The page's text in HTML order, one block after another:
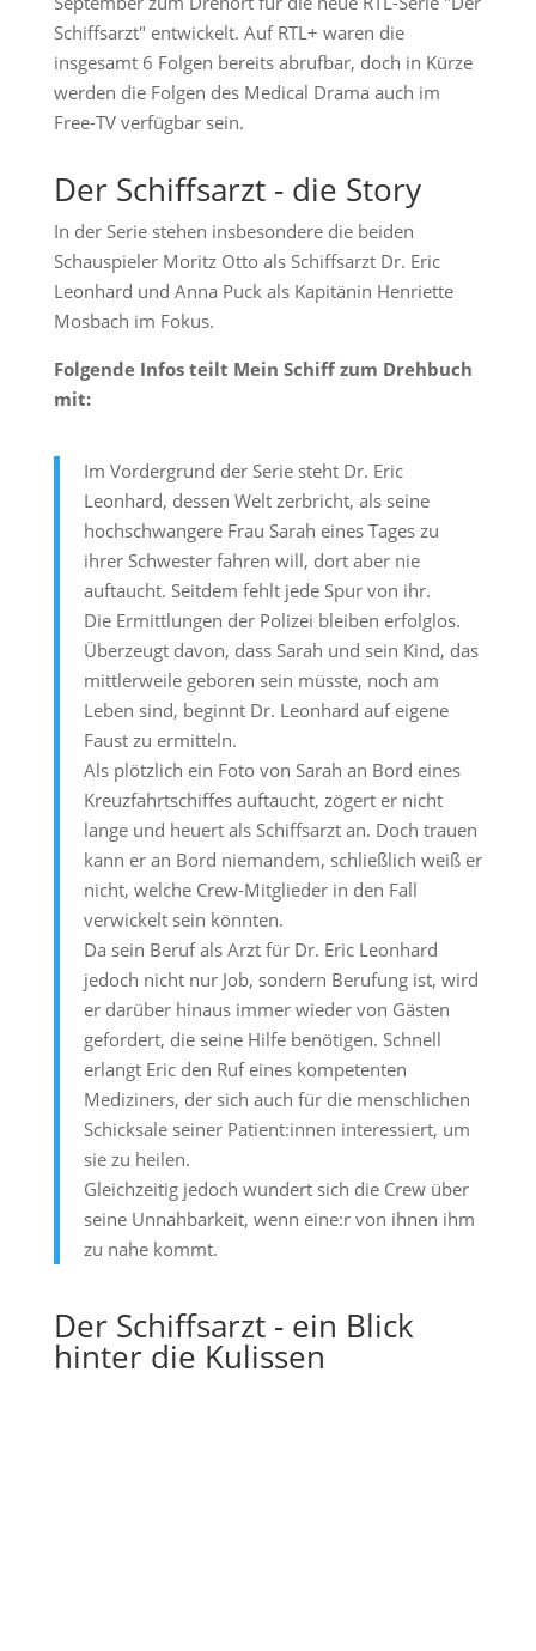
Schiffsarzt" entwickelt. Auf RTL+ waren die
insgesamt 6 Folgen bereits abrufbar, doch in Kürze
werden die Folgen des Medical Drama auch im
Free-TV verfügbar sein.
Der Schiffsarzt - die Story
In der Serie stehen insbesondere die beiden
Schauspieler Moritz Otto als Schiffsarzt Dr. Eric
Leonhard und Anna Puck als Kapitänin Henriette
Mosbach im Fokus.
Folgende Infos teilt Mein Schiff zum Drehbuch
mit:
Im Vordergrund der Serie steht Dr. Eric
Leonhard, dessen Welt zerbricht, als seine
hochschwangere Frau Sarah eines Tages zu
ihrer Schwester fahren will, dort aber nie
auftaucht. Seitdem fehlt jede Spur von ihr.
Die Ermittlungen der Polizei bleiben erfolglos.
Überzeugt davon, dass Sarah und sein Kind, das
mittlerweile geboren sein müsste, noch am
Leben sind, beginnt Dr. Leonhard auf eigene
Faust zu ermitteln.
Als plötzlich ein Foto von Sarah an Bord eines
Kreuzfahrtschiffes auftaucht, zögert er nicht
lange und heuert als Schiffsarzt an. Doch trauen
kann er an Bord niemandem, schließlich weiß er
nicht, welche Crew-Mitglieder in den Fall
verwickelt sein könnten.
Da sein Beruf als Arzt für Dr. Eric Leonhard
jedoch nicht nur Job, sondern Berufung ist, wird
er darüber hinaus immer wieder von Gästen
gefordert, die seine Hilfe benötigen. Schnell
erlangt Eric den Ruf eines kompetenten
Mediziners, der sich auch für die menschlichen
Schicksale seiner Patient:innen interessiert, um
sie zu heilen.
Gleichzeitig jedoch wundert sich die Crew über
seine Unnahbarkeit, wenn eine:r von ihnen ihm
zu nahe kommt.
Der Schiffsarzt - ein Blick
hinter die Kulissen